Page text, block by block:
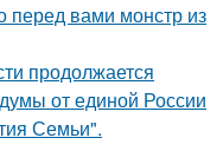
перед вами монстр из
продолжается
от единой России
Семьи".